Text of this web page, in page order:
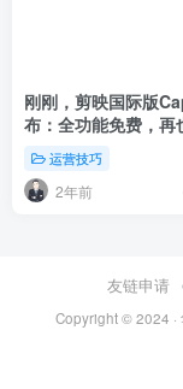
刚刚，剪映国际版
布：全功能免费，再
VI会员了！
运营技巧
2年前
友链申请
Copyright © 2024 ·